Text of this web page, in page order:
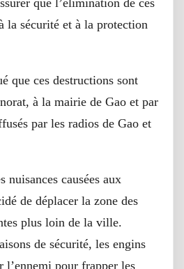
la sécurité et à la protection
que ces destructions sont
à la mairie de Gao et par
par les radios de Gao et
causées aux
de déplacer la zone des
plus loin de la ville.
de sécurité, les engins
l’ennemi pour frapper les